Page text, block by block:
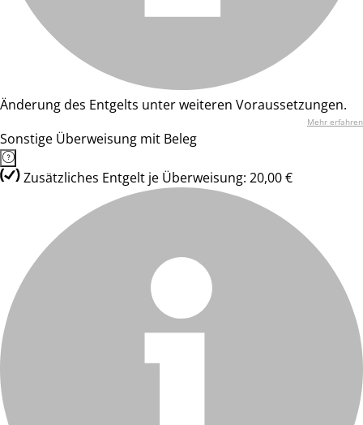
Änderung des Entgelts unter weiteren Voraussetzungen.
Mehr erfahren
Sonstige Überweisung mit Beleg
Zusätzliches Entgelt je Überweisung: 20,00 €